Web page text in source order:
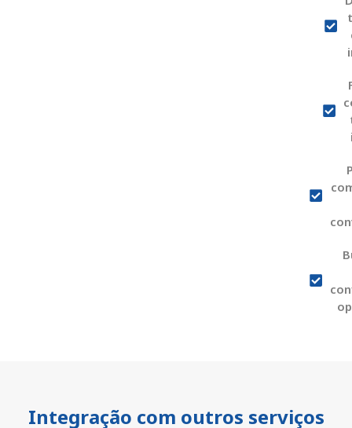
Integração com outros serviços